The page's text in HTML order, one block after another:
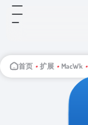
首页 • 扩展 • MacWk •